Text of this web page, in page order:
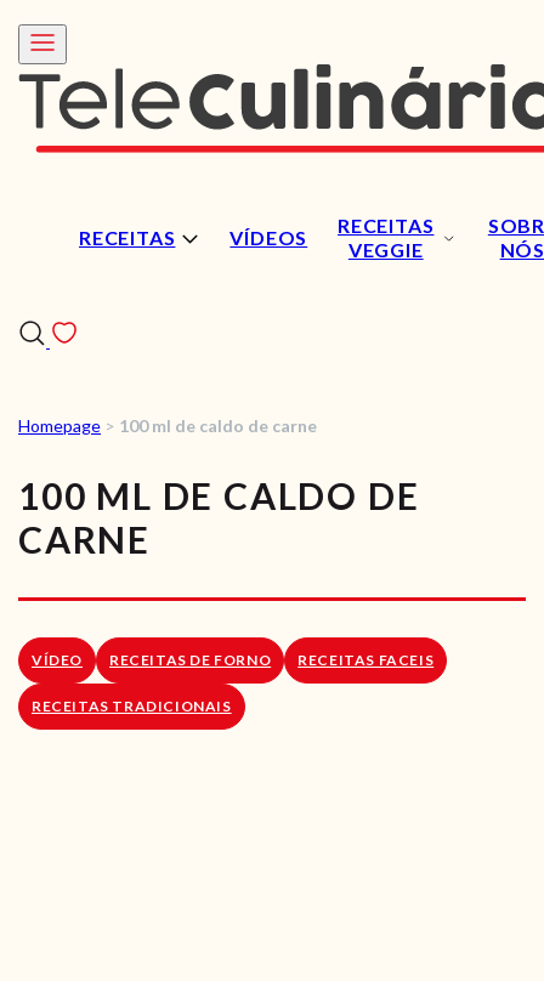
RECEITAS VÍDEOS
RECEITAS
VEGGIE
NÓS
RECEITAS
VÍDEOS
LOJA ONLINE
Homepage > 100 ml de caldo de carne
100 ML DE CALDO DE
CARNE
VÍDEO RECEITAS DE FORNO RECEITAS FACEIS
RECEITAS TRADICIONAIS